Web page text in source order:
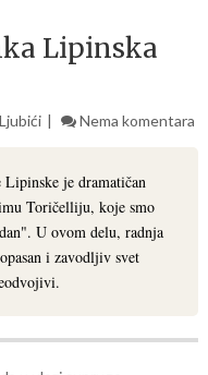
Lipinska
Nema komentara
je dramatičan
Toričelliju, koje smo
U ovom delu, radnja
i zavodljiv svet